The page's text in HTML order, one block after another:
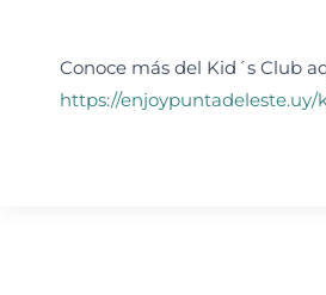
Conoce más del Kid´s Club
https://enjoypuntadeleste.uy/